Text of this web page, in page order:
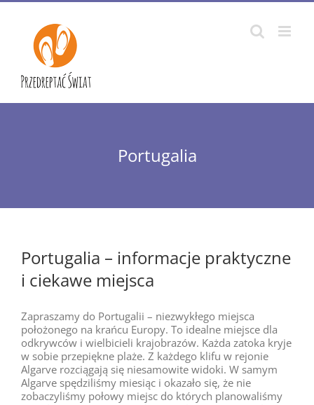
Przejdź
zawartości
Portugalia
Portugalia – informacje praktyczne
i ciekawe miejsca
Zapraszamy do Portugalii – niezwykłego miejsca
położonego na krańcu Europy. To idealne miejsce dla
odkrywców i wielbicieli krajobrazów. Każda zatoka kryje
w sobie przepiękne plaże. Z każdego klifu w rejonie
Algarve rozciągają się niesamowite widoki. W samym
Algarve spędziliśmy miesiąc i okazało się, że nie
zobaczyliśmy połowy miejsc do których planowaliśmy